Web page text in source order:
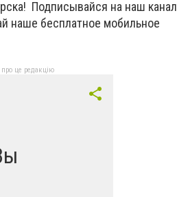
Подписывайся на наш канал
наше бесплатное мобильное
це редакцію